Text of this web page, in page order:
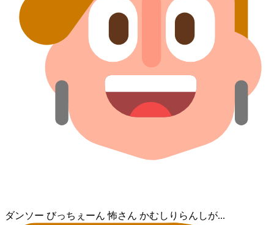
ダンソー びっちぇーん 怖さん かむしりらん⁠しが...